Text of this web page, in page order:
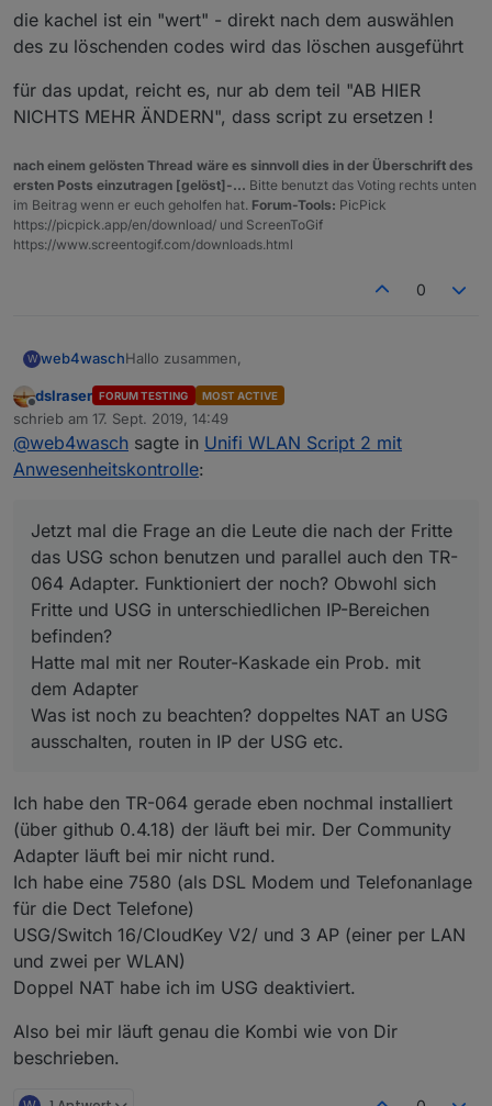
die kachel ist ein "wert" - direkt nach dem auswählen
des zu löschenden codes wird das löschen ausgeführt
für das updat, reicht es, nur ab dem teil "AB HIER
NICHTS MEHR ÄNDERN", dass script zu ersetzen !
nach einem gelösten Thread wäre es sinnvoll dies in der Überschrift des
ersten Posts einzutragen [gelöst]-... Bitte benutzt das Voting rechts unten
im Beitrag wenn er euch geholfen hat. Forum-Tools: PicPick
https://picpick.app/en/download/ und ScreenToGif
https://www.screentogif.com/downloads.html
0
W web4waschHallo zusammen,
habe just auch auf unifi umgestellt (2xAP und
Switch), benutze noch für Dect & VOIP die Fritte
7590...
Habe das Thema mal mitverfolgt, da ja die States
aus der Fritte (Wlan) nicht mehr genutzt werden
Alexa für eingehende Anrufe!
Momentan macht Routing die FritzBox und WLAN
die beiden AP's.... Anwesenheit geht über
Radar2.0... (Mobil, BT)
den TR-064 Adapter. Funktioniert der noch?
Obwohl sich Fritte und USG in unterschiedlichen
IP-Bereichen befinden?
Hatte mal mit ner Router-Kaskade ein Prob. mit
dem Adapter
Was ist noch zu beachten? doppeltes NAT an
USG ausschalten, routen in IP der USG etc.
Danke vorab, Script werde ich testen - sieht ja
Offline
dslraser FORUM TESTING MOST ACTIVE
schrieb am 17. Sept. 2019, 14:49
zuletzt editiert von
@web4wasch sagte in Unifi WLAN Script 2 mit
Anwesenheitskontrolle:
Jetzt mal die Frage an die Leute die nach der Fritte
das USG schon benutzen und parallel auch den TR-
064 Adapter. Funktioniert der noch? Obwohl sich
Fritte und USG in unterschiedlichen IP-Bereichen
befinden?
Hatte mal mit ner Router-Kaskade ein Prob. mit
dem Adapter
Was ist noch zu beachten? doppeltes NAT an USG
ausschalten, routen in IP der USG etc.
Ich habe den TR-064 gerade eben nochmal installiert
(über github 0.4.18) der läuft bei mir. Der Community
Adapter läuft bei mir nicht rund.
Ich habe eine 7580 (als DSL Modem und Telefonanlage
für die Dect Telefone)
USG/Switch 16/CloudKey V2/ und 3 AP (einer per LAN
und zwei per WLAN)
Doppel NAT habe ich im USG deaktiviert.
Also bei mir läuft genau die Kombi wie von Dir
beschrieben.